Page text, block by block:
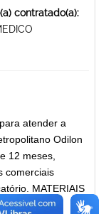
contratado(a):
atender a
Odilon
12 meses,
comerciais
MATERIAIS